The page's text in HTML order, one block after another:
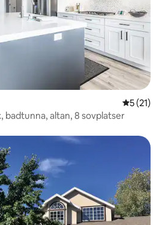
5 av 5 i
5 (21)
badtunna, altan, 8 sovplatser